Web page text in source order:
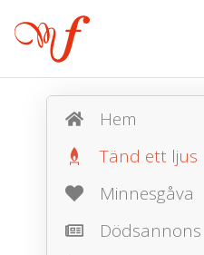
Hem
Tänd ett ljus
Minnesgåva
Dödsannons